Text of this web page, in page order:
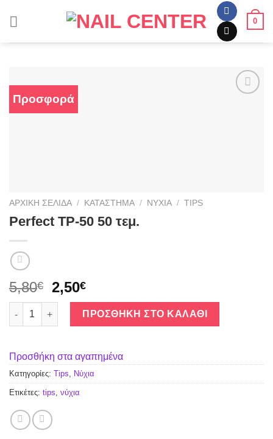
0
Προσφορά
ΑΡΧΙΚΉ ΣΕΛΊΔΑ / ΚΑΤΆΣΤΗΜΑ / ΝΎΧΙΑ / TIPS
Perfect TP-50 50 τεμ.
5,80€ 2,50€
Perfect TP-50 50 τεμ. ποσότητα
ΠΡΟΣΘΉΚΗ ΣΤΟ ΚΑΛΆΘΙ
Προσθήκη στα αγαπημένα
Κατηγορίες: Tips, Νύχια
Ετικέτες: tips, νύχια